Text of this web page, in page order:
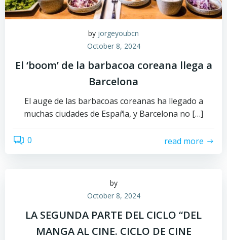
by jorgeyoubcn
October 8, 2024
El ‘boom’ de la barbacoa coreana llega a
Barcelona
El auge de las barbacoas coreanas ha llegado a
muchas ciudades de España, y Barcelona no […]
0 read more
by
October 8, 2024
LA SEGUNDA PARTE DEL CICLO “DEL
MANGA AL CINE. CICLO DE CINE